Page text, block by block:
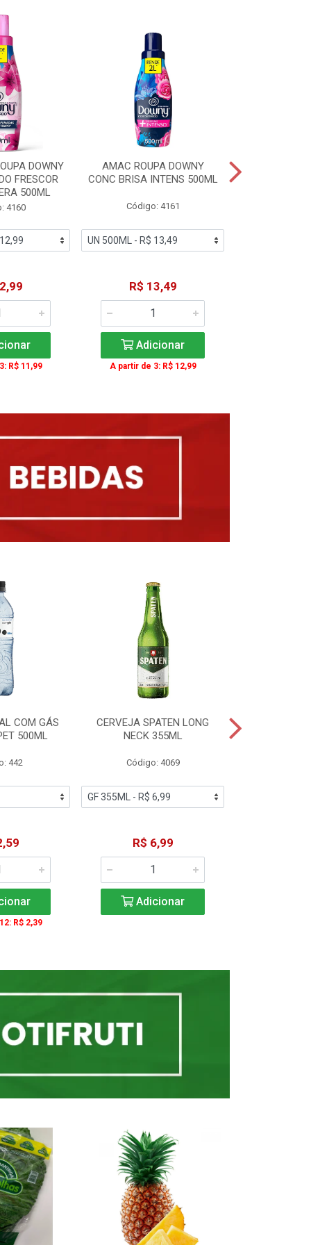
DOWNY
FRESCOR
500ML
4160
R$ 11,99
AMAC ROUPA DOWNY
CONC BRISA INTENS 500ML
Código: 4161
R$ 13,49
Adicionar
A partir de 3: R$ 12,99
COM GÁS
500ML
442
R$ 2,39
CERVEJA SPATEN LONG
NECK 355ML
Código: 4069
R$ 6,99
Adicionar